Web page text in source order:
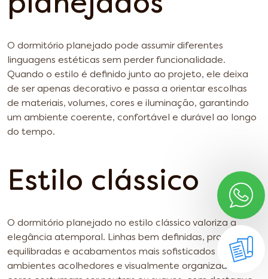
O dormitório planejado pode assumir diferentes
linguagens estéticas sem perder funcionalidade.
Quando o estilo é definido junto ao projeto, ele deixa
de ser apenas decorativo e passa a orientar escolhas
de materiais, volumes, cores e iluminação, garantindo
um ambiente coerente, confortável e durável ao longo
do tempo.
Estilo clássico
O dormitório planejado no estilo clássico valoriza a
elegância atemporal. Linhas bem definidas, proporções
equilibradas e acabamentos mais sofisticados criam
ambientes acolhedores e visualmente organizados. As